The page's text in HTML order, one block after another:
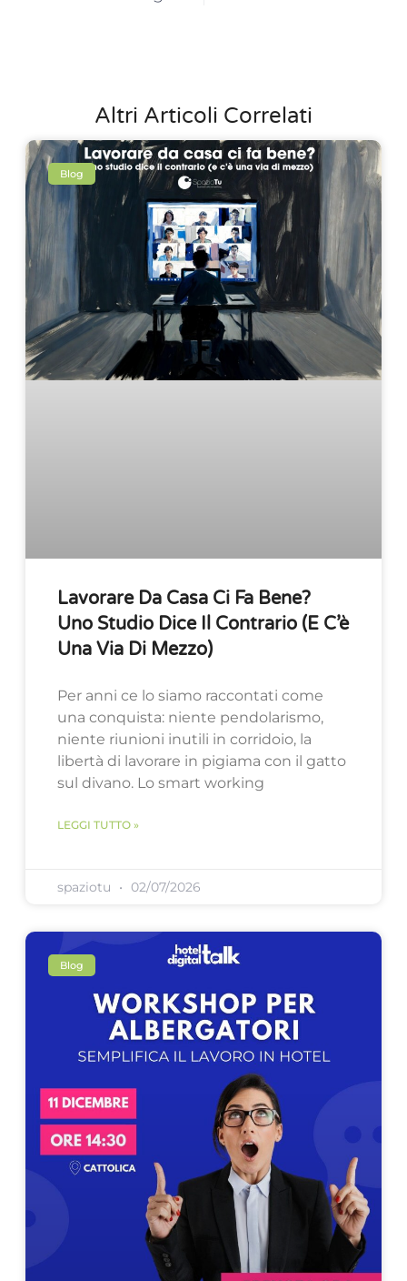
Altri Articoli Correlati
Blog
Lavorare Da Casa Ci Fa Bene?
Uno Studio Dice Il Contrario (e C’è
Una Via Di Mezzo)
Per anni ce lo siamo raccontati come
una conquista: niente pendolarismo,
niente riunioni inutili in corridoio, la
libertà di lavorare in pigiama con il gatto
sul divano. Lo smart working
LEGGI TUTTO »
spaziotu 02/07/2026
Blog